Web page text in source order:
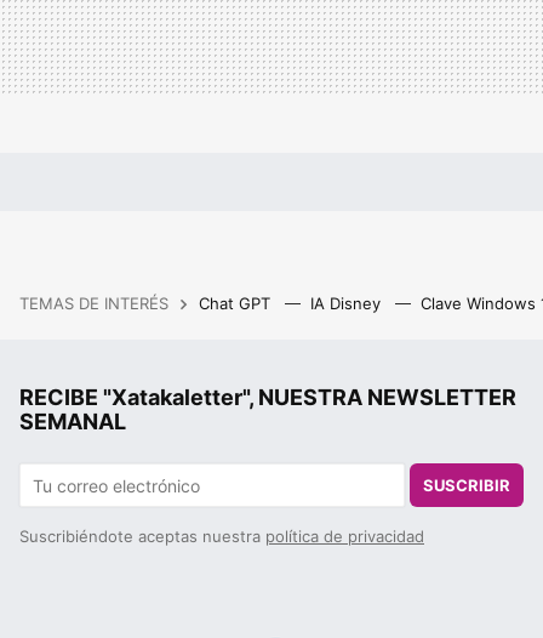
TEMAS DE INTERÉS Chat GPT IA Disney Clave Windows
RECIBE "Xatakaletter", NUESTRA NEWSLETTER
SEMANAL
SUSCRIBIR
Suscribiéndote aceptas nuestra política de privacidad